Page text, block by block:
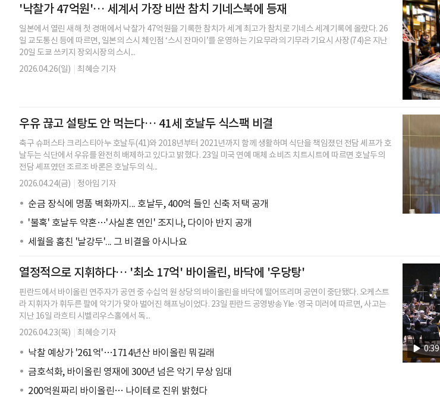
'낙찰가 47억원'… 세계서 가장 비싼 참치 기네스북에 등재
일본에서 열린 새해 첫 경매에서 낙찰가 47억원을 기록한 참치가 세계 최고가 참치로 기네스 세계기록에 올랐다. 26
일 교도통신 등에 따르면, 일본의 스시 체인점 ‘스시 잔마이’를 운영하는 기요무라의 기무라 기요시 사장(74)은 지난
20일 도쿄 쓰키지 장외시장의 스시...
2026.04.26(일)
최혜승 기자
우유 끊고 설탕도 안 먹는다… 41세 호날두 식스팩 비결
축구 슈퍼스타 크리스티아누 호날두(41)와 2018년부터 2021년까지 함께 생활하며 식단을 책임졌던 전담 셰프가 호
날두는 식단에서 우유를 완전히 배제하고 있다고 밝혔다. 23일 미국 연예 매체 쇼비즈 치트시트에 따르면 호날두의
전담 셰프였던 조르조 바론은 호날두의 식...
2026.04.24(금)
정아임 기자
순금 장식에 명품 벽화까지... 호날두, 400억 들인 신축 저택 공개
'불혹' 호날두 약혼…'사실혼 연인' 조지나, 다이아 반지 공개
세월을 훔친 '날강두'... 그 비결을 아시나요
열정적으로 지휘하다… '최소 17억' 바이올린, 바닥에 '우당탕'
핀란드에서 바이올린 연주자가 공연 중 수십억 원 상당의 바이올린을 바닥에 떨어뜨리며 공연이 중단됐다. 오케스트
라 지휘자가 휘두른 팔에 악기가 맞아 벌어진 해프닝이었다. 23일 핀란드 공영방송 Yle·영국 미러에 따르면, 사고는
지난 16일 라흐티 시벨리우스홀에서 독...
2026.04.23(목)
최혜승 기자
낙찰 예상가 '261억'…1714년산 바이올린 뭐길래
금호석화, 바이올린 영재에 300년 넘은 악기 무상 임대
200억원짜리 바이올린… 나이테로 진위 밝혔다
0:39